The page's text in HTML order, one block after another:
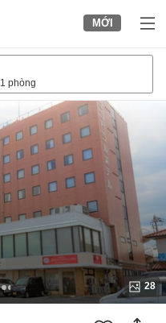
MỚI
1 phòng
28